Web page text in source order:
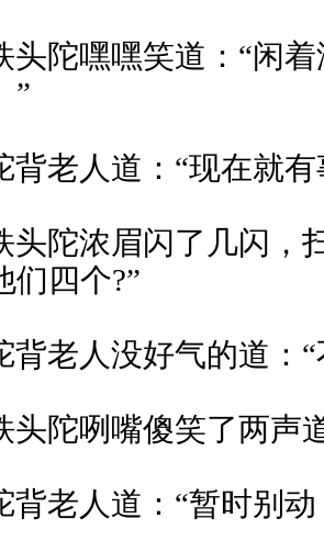
陀嘿嘿笑道：“闲
”
老人道：“现在就有
陀浓眉闪了几闪，
们四个?”
老人没好气的道：“
陀咧嘴傻笑了两声
老人道：“暂时别动